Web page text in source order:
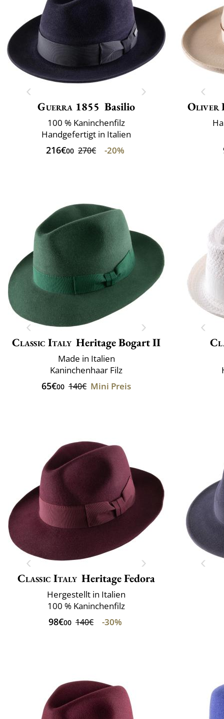
Guerra 1855 Basilio
100 % Kaninchenfilz
Handgefertigt in Italien
216€00 270€ -20%
Oliver
Classic Italy Heritage Bogart II
Made in Italien
Kaninchenhaar Filz
65€00 140€ Mini Preis
Classic Italy Heritage Fedora
Hergestellt in Italien
100 % Kaninchenfilz
98€00 140€ -30%